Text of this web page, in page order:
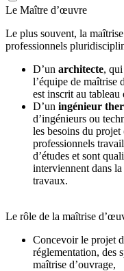
Le Maître d’œuvre
Le plus souvent, la
professionnels
D’un architecte,
l’équipe de maîtrise
est inscrit au tableau
D’un ingénieur
d’ingénieurs ou
les besoins du
professionnels
d’études et sont
interviennent dans
travaux.
Le rôle de la maîtrise
Concevoir le projet
réglementation, des
maîtrise d’ouvrage,